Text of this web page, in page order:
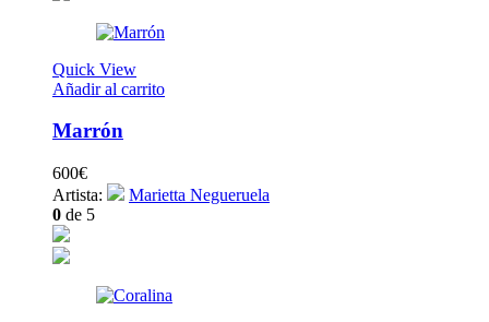
Quick View
Añadir al carrito
Marrón
600€
Artista:
Marietta Negueruela
0 de 5